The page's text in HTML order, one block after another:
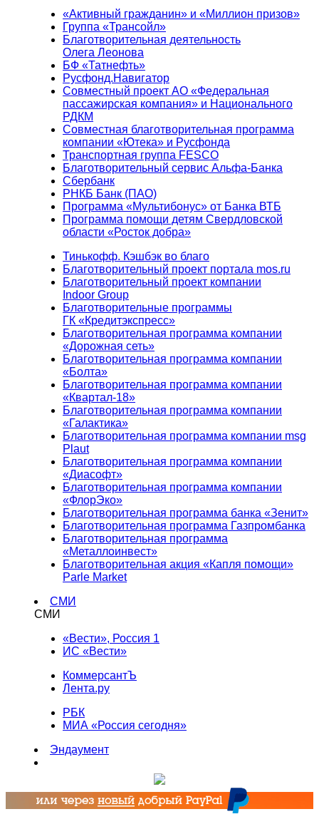
«Активный гражданин» и «Миллион призов»
Группа «Трансойл»
Благотворительная деятельность
Олега Леонова
БФ «Татнефть»
Русфонд.Навигатор
Совместный проект АО «Федеральная
пассажирская компания» и Национального
РДКМ
Совместная благотворительная программа
компании «Ютека» и Русфонда
Транспортная группа FESCO
Благотворительный сервис Альфа-Банка
Сбербанк
РНКБ Банк (ПАО)
Программа «Мультибонус» от Банка ВТБ
Программа помощи детям Свердловской
области «Росток добра»
Тинькофф. Кэшбэк во благо
Благотворительный проект портала mos.ru
Благотворительный проект компании
Indoor Group
Благотворительные программы
ГК «Кредитэкспресс»
Благотворительная программа компании
«Дорожная сеть»
Благотворительная программа компании
«Болта»
Благотворительная программа компании
«Квартал-18»
Благотворительная программа компании
«Галактика»
Благотворительная программа компании msg
Plaut
Благотворительная программа компании
«Диасофт»
Благотворительная программа компании
«ФлорЭко»
Благотворительная программа банка «Зенит»
Благотворительная программа Газпромбанка
Благотворительная программа
«Металлоинвест»
Благотворительная акция «Капля помощи»
Parle Market
СМИ
СМИ
«Вести», Россия 1
ИС «Вести»
КоммерсантЪ
Лента.ру
РБК
МИА «Россия сегодня»
Эндаумент